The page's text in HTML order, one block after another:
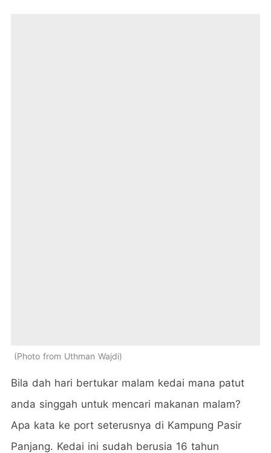
Photo from Uthman Wajdi
Bila dah hari bertukar malam kedai mana patut
anda singgah untuk mencari makanan malam?
Apa kata ke port seterusnya di Kampung Pasir
Panjang. Kedai ini sudah berusia 16 tahun